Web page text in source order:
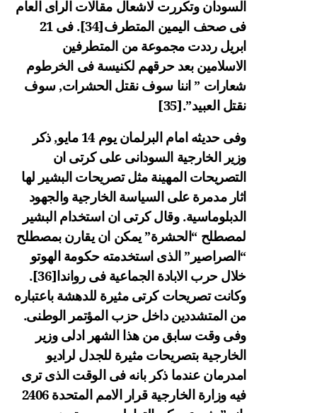
السودان وتكررت لاشعال مقالات الراى العام
فى صحف اليمين المتطرف[34]
. فى 21
ابريل رددت مجموعة من المتطرفين
الاسلامين بعد حرقهم لكنيسة فى الخرطوم
شعارات ” اننا سوف نقتل الحشرات, سوف
نقتل العبيد”.[35]
وفى حديثه امام البرلمان يوم 14 مايو, ذكر
وزير الخارجية السودانى على كرتى ان
التصريحات المهينة مثل تصريحات البشير لها
اثار مدمرة على السياسة الخارجية والجهود
الدبلوماسية. وقال كرتى ان استخدام البشير
لمصطلح “الحشرة” يمكن ان يقارن بمصطلح
“الصراصير” الذى استخدمته حكومة الهوتو
خلال حرب الابادة الجماعية فى رواندا[36]
.
وكانت تصريحات كرتى مثيرة للدهشة باعتباره
من المتشددين داخل حزب المؤتمر الوطنى.
وفى وقت سابق من هذا الشهر ادلى وزير
الخارجية بتصريحات مثيرة للجدل لراديو
امدرمان عندما ذكر بانه فى الوقت الذى ترى
فيه وزارة الخارجية قرار الامم المتحدة 2406